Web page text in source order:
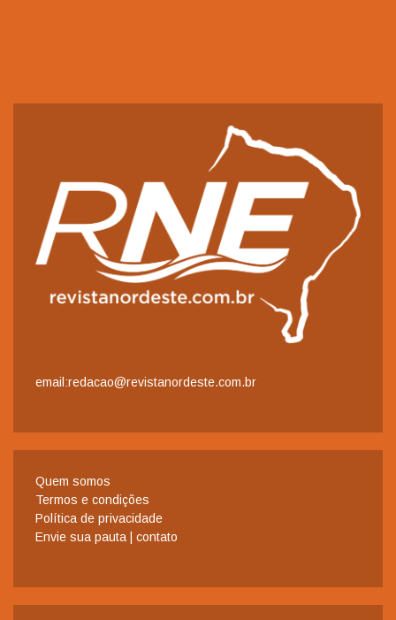
email:redacao@revistanordeste.com.br
Quem somos
Termos e condições
Política de privacidade
Envie sua pauta | contato